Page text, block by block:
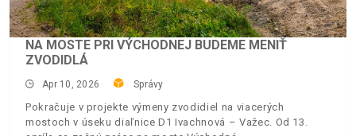
NA MOSTE PRI VÝCHODNEJ BUDEME MENIŤ
ZVODIDLÁ
Apr 10, 2026 Správy
Pokračuje v projekte výmeny zvodidiel na viacerých
mostoch v úseku diaľnice D1 Ivachnová – Važec. Od 13.